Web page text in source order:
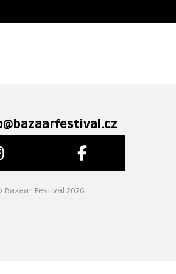
Bazaar Festival 2026